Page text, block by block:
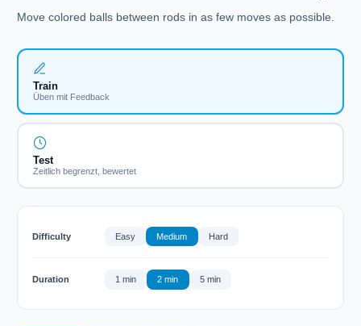
Move colored balls between rods in as few moves as possible.
Train
Üben mit Feedback
Test
Zeitlich begrenzt, bewertet
Difficulty Easy Medium Hard
Duration 1 min 2 min 5 min